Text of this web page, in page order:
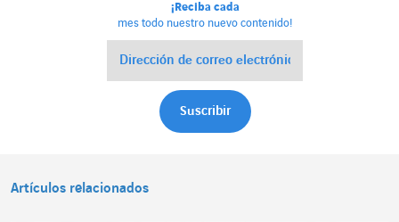
¡Reciba cada
mes todo nuestro nuevo contenido!
Artículos relacionados